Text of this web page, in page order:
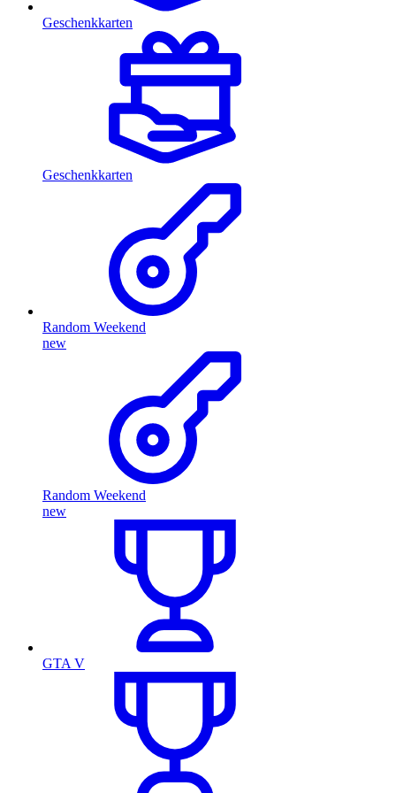
Geschenkkarten
Geschenkkarten
Random Weekend
new
Random Weekend
new
GTA V